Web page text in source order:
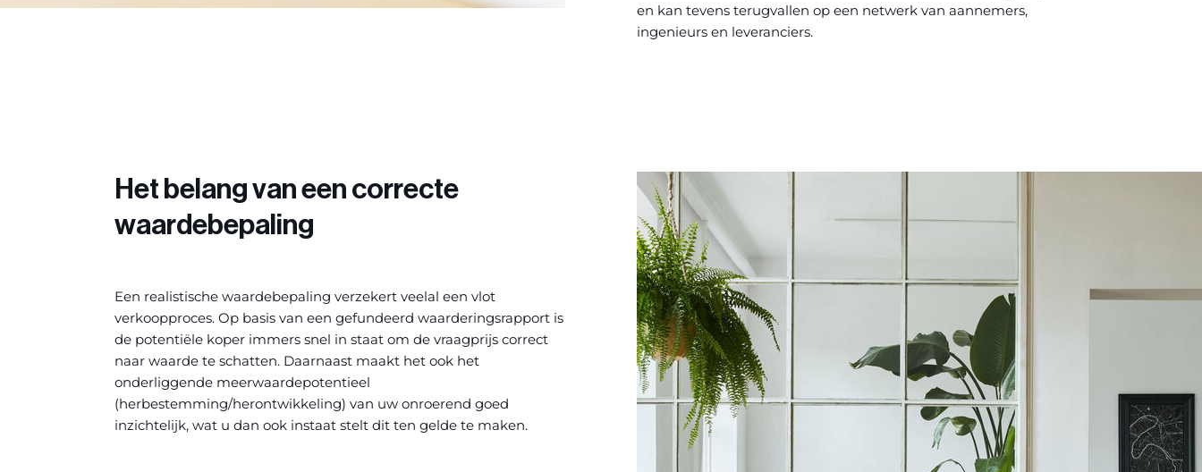
en kan tevens terugvallen op een netwerk van aannemers,
ingenieurs en leveranciers.
Het belang van een correcte
waardebepaling
Een realistische waardebepaling verzekert veelal een vlot
verkoopproces. Op basis van een gefundeerd waarderingsrapport is
de potentiële koper immers snel in staat om de vraagprijs correct
naar waarde te schatten. Daarnaast maakt het ook het
onderliggende meerwaardepotentieel
(herbestemming/herontwikkeling) van uw onroerend goed
inzichtelijk, wat u dan ook instaat stelt dit ten gelde te maken.